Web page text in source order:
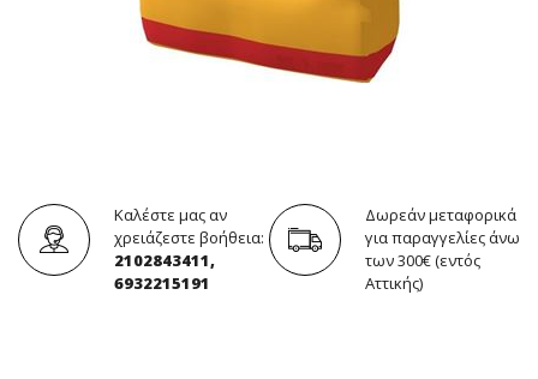
Καλέστε μας αν
χρειάζεστε βοήθεια:
2102843411,
6932215191
Δωρεάν μεταφορικά
για παραγγελίες άνω
των 300€ (εντός
Αττικής)